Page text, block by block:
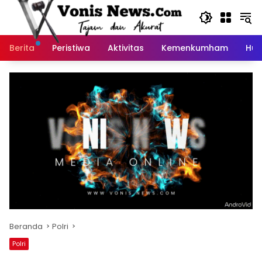
Langsung
Berita
Peristiwa Aktivitas Kemenkumham
Beranda Polri
Polri